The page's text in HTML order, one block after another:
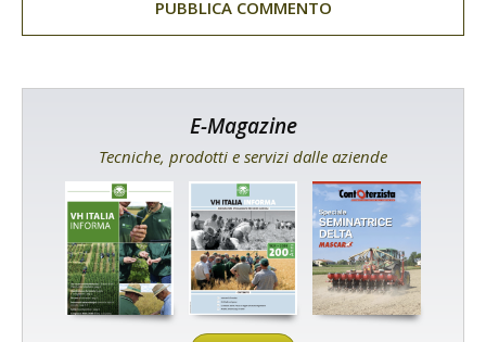
E-Magazine
Tecniche, prodotti e servizi dalle aziende